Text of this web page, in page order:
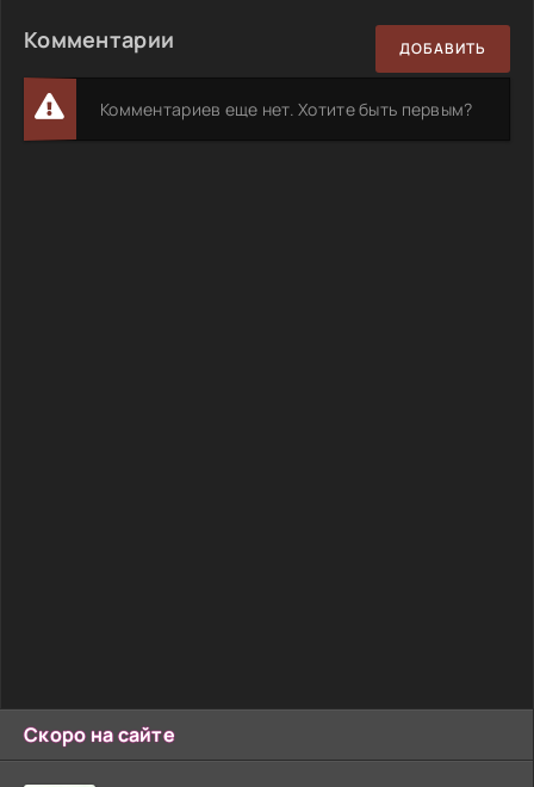
Скоро на сайте
Комментарии ДОБАВИТЬ
Комментариев еще нет. Хотите быть первым?